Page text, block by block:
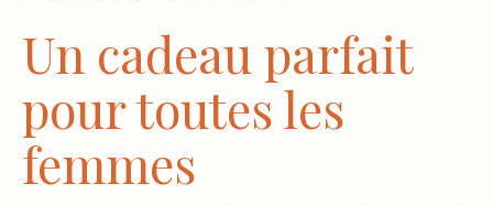
Un cadeau parfait
pour toutes les
femmes